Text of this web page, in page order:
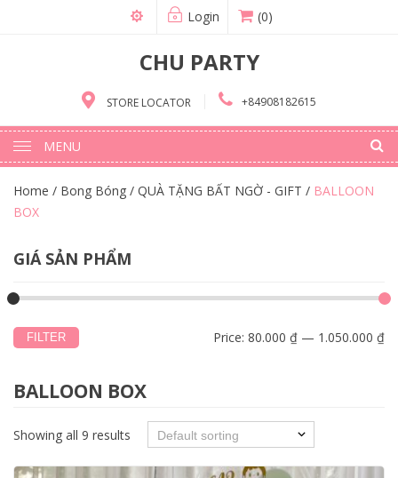
Login (0)
CHU PARTY
STORE LOCATOR +84908182615
MENU
Home / Bong Bóng / QUÀ TẶNG BẤT NGỜ - GIFT / BALLOON
BOX
GIÁ SẢN PHẨM
FILTER Price: 80.000 ₫ — 1.050.000 ₫
BALLOON BOX
Showing all 9 results